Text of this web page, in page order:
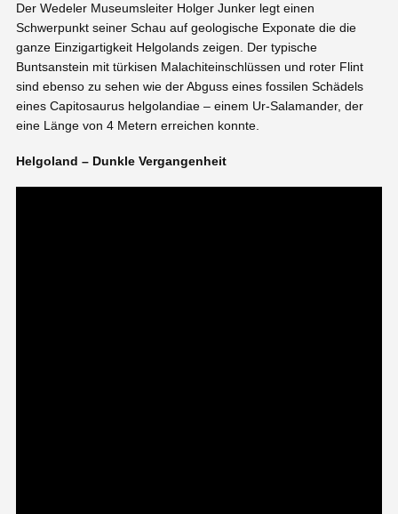
Der Wedeler Museumsleiter Holger Junker legt einen
Schwerpunkt seiner Schau auf geologische Exponate die die
ganze Einzigartigkeit Helgolands zeigen. Der typische
Buntsanstein mit türkisen Malachiteinschlüssen und roter Flint
sind ebenso zu sehen wie der Abguss eines fossilen Schädels
eines Capitosaurus helgolandiae – einem Ur-Salamander, der
eine Länge von 4 Metern erreichen konnte.
Helgoland – Dunkle Vergangenheit